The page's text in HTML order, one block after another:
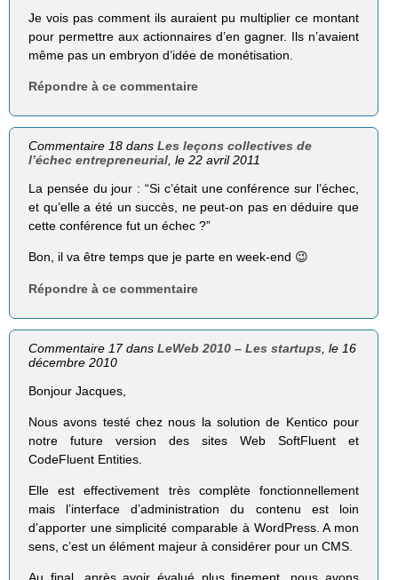
Je vois pas comment ils auraient pu multiplier ce montant
pour permettre aux actionnaires d’en gagner. Ils n’avaient
même pas un embryon d’idée de monétisation.
Répondre à ce commentaire
Commentaire 18 dansLes leçons collectives de
l’échec entrepreneurial, le 22 avril 2011
La pensée du jour : “Si c’était une conférence sur l’échec,
et qu’elle a été un succès, ne peut-on pas en déduire que
cette conférence fut un échec ?”
Bon, il va être temps que je parte en week-end 😉
Répondre à ce commentaire
Commentaire 17 dansLeWeb 2010 – Les startups , le 16
décembre 2010
Bonjour Jacques,
Nous avons testé chez nous la solution de Kentico pour
notre future version des sites Web SoftFluent et
CodeFluent Entities.
Elle est effectivement très complète fonctionnellement
mais l’interface d’administration du contenu est loin
d’apporter une simplicité comparable à WordPress. A mon
sens, c’est un élément majeur à considérer pour un CMS.